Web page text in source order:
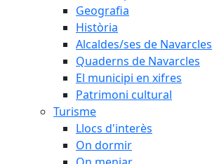
Geografia
Història
Alcaldes/ses de Navarcles
Quaderns de Navarcles
El municipi en xifres
Patrimoni cultural
Turisme
Llocs d'interès
On dormir